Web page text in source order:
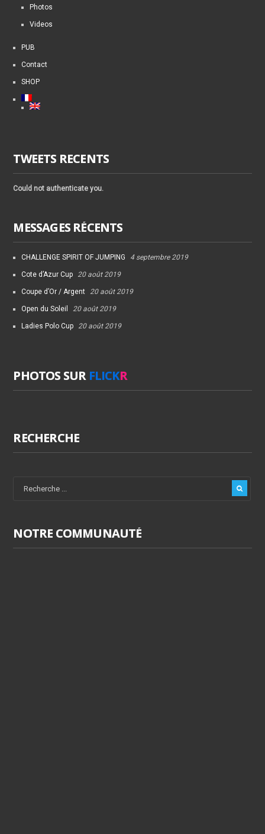
Photos
Videos
PUB
Contact
SHOP
TWEETS RECENTS
Could not authenticate you.
MESSAGES RÉCENTS
CHALLENGE SPIRIT OF JUMPING 4 septembre 2019
Cote d’Azur Cup 20 août 2019
Coupe d’Or / Argent 20 août 2019
Open du Soleil 20 août 2019
Ladies Polo Cup 20 août 2019
PHOTOS SUR FLICKR
RECHERCHE
NOTRE COMMUNAUTÉ